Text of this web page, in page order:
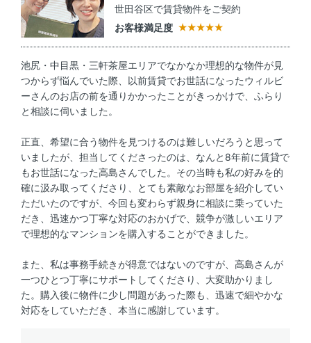
世田谷区で賃貸物件をご契約
お客様満足度
池尻・中目黒・三軒茶屋エリアでなかなか理想的な物件が見
つからず悩んでいた際、以前賃貸でお世話になったウィルビ
ーさんのお店の前を通りかかったことがきっかけで、ふらり
と相談に伺いました。
正直、希望に合う物件を見つけるのは難しいだろうと思って
いましたが、担当してくださったのは、なんと8年前に賃貸で
もお世話になった高島さんでした。その当時も私の好みを的
確に汲み取ってくださり、とても素敵なお部屋を紹介してい
ただいたのですが、今回も変わらず親身に相談に乗っていた
だき、迅速かつ丁寧な対応のおかげで、競争が激しいエリア
で理想的なマンションを購入することができました。
また、私は事務手続きが得意ではないのですが、高島さんが
一つひとつ丁寧にサポートしてくださり、大変助かりまし
た。購入後に物件に少し問題があった際も、迅速で細やかな
対応をしていただき、本当に感謝しています。